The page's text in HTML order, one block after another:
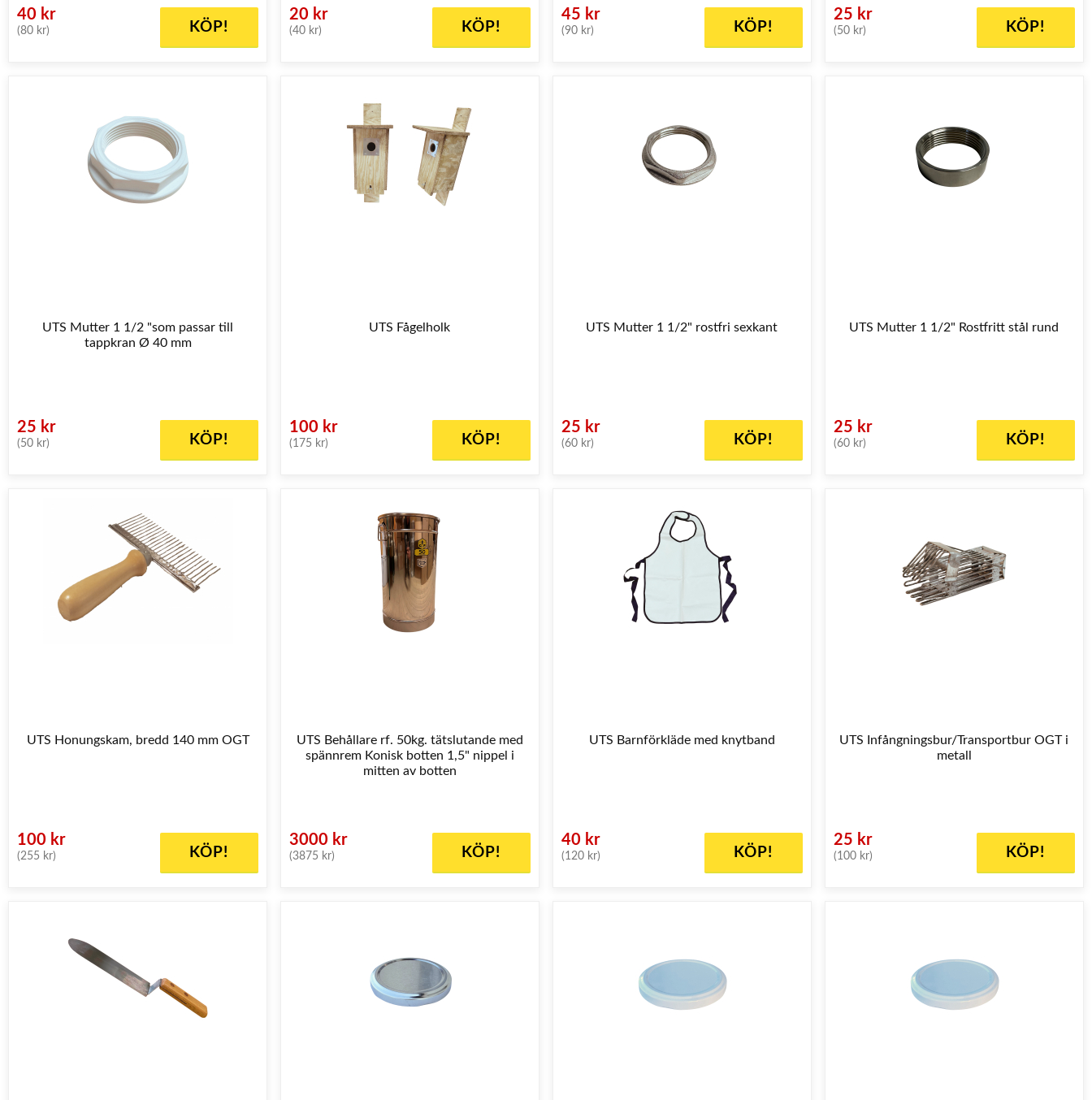
40 kr
(80 kr) KÖP!
20 kr
(40 kr) KÖP!
45 kr
(90 kr) KÖP!
25 kr
(50 kr) KÖP!
UTS Mutter 1 1/2 "som passar till
tappkran Ø 40 mm
25 kr
(50 kr) KÖP!
UTS Fågelholk
100 kr
(175 kr) KÖP!
UTS Mutter 1 1/2" rostfri sexkant
25 kr
(60 kr) KÖP!
UTS Mutter 1 1/2" Rostfritt stål rund
25 kr
(60 kr) KÖP!
UTS Honungskam, bredd 140 mm OGT
100 kr
(255 kr) KÖP!
UTS Behållare rf. 50kg. tätslutande med
spännrem Konisk botten 1,5" nippel i
mitten av botten
3000 kr
(3875 kr) KÖP!
UTS Barnförkläde med knytband
40 kr
(120 kr) KÖP!
UTS Infångningsbur/Transportbur OGT i
metall
25 kr
(100 kr) KÖP!